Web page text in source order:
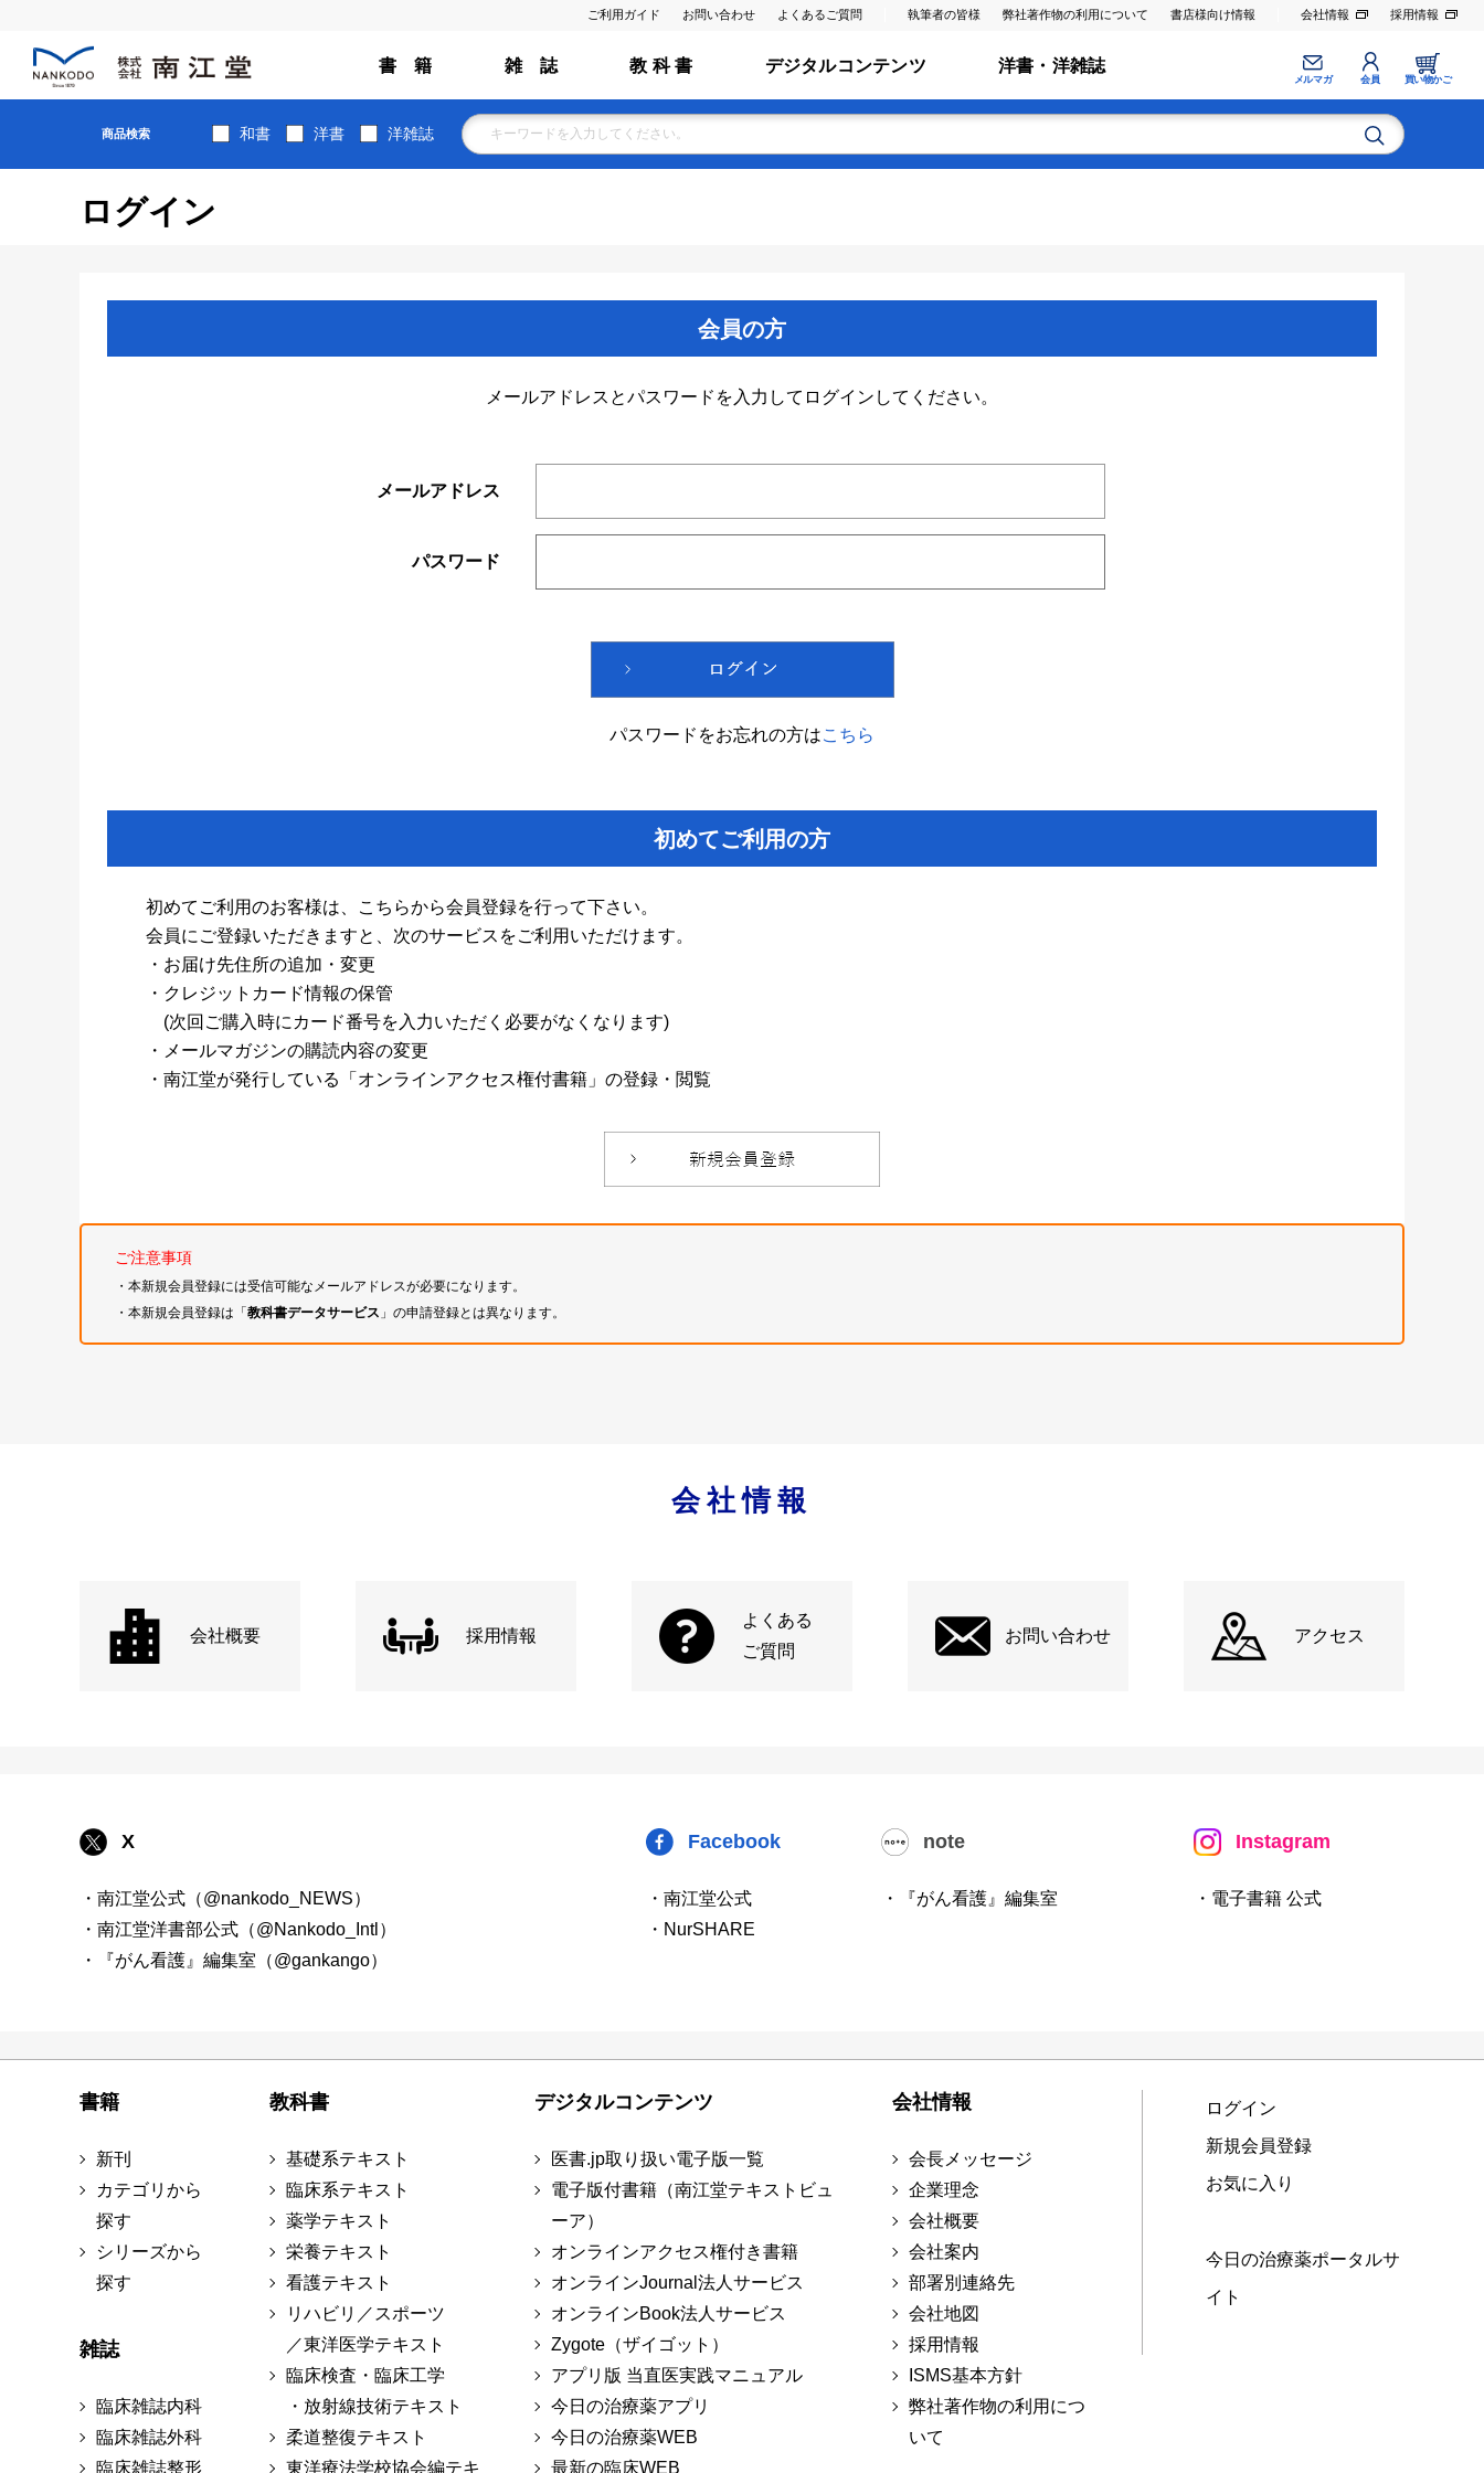
ご利用ガイド お問い合わせ よくあるご質問 執筆者の皆様 弊社著作物の利用について 書店様向け情報 会社情報 採用情報
書 籍 雑 誌 教 科 書 デジタルコンテンツ 洋書・洋雑誌
メルマガ 会員 買い物かご
商品検索 和書 洋書 洋雑誌
ログイン
会員の方
メールアドレスとパスワードを入力してログインしてください。
メールアドレス
パスワード
パスワードをお忘れの方はこちら
初めてご利用の方
初めてご利用のお客様は、こちらから会員登録を行って下さい。
会員にご登録いただきますと、次のサービスをご利用いただけます。
・お届け先住所の追加・変更
・クレジットカード情報の保管
(次回ご購入時にカード番号を入力いただく必要がなくなります)
・メールマガジンの購読内容の変更
・南江堂が発行している「オンラインアクセス権付書籍」の登録・閲覧
ご注意事項
・本新規会員登録には受信可能なメールアドレスが必要になります。
・本新規会員登録は「教科書データサービス 」の申請登録とは異なります。
会社情報
会社概要 採用情報
よくある
ご質問
お問い合わせ アクセス
X
・南江堂公式（@nankodo_NEWS）
・南江堂洋書部公式（@Nankodo_Intl）
・『がん看護』編集室（@gankango）
Facebook
・南江堂公式
・NurSHARE
note
・『がん看護』編集室
Instagram
・電子書籍 公式
書籍
新刊
カテゴリから
探す
シリーズから
探す
雑誌
臨床雑誌内科
臨床雑誌外科
臨床雑誌整形
教科書
基礎系テキスト
臨床系テキスト
薬学テキスト
栄養テキスト
看護テキスト
リハビリ／スポーツ
／東洋医学テキスト
臨床検査・臨床工学
・放射線技術テキスト
柔道整復テキスト
東洋療法学校協会編テキ
デジタルコンテンツ
医書.jp取り扱い電子版一覧
電子版付書籍（南江堂テキストビュ
ーア）
オンラインアクセス権付き書籍
オンラインJournal法人サービス
オンラインBook法人サービス
Zygote（ザイゴット）
アプリ版 当直医実践マニュアル
今日の治療薬アプリ
今日の治療薬WEB
最新の臨床WEB
会社情報
会長メッセージ
企業理念
会社概要
会社案内
部署別連絡先
会社地図
採用情報
ISMS基本方針
弊社著作物の利用につ
いて
ログイン
新規会員登録
お気に入り
今日の治療薬ポータルサ
イト